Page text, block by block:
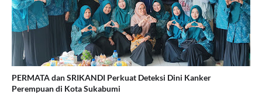
PERMATA dan SRIKANDI Perkuat Deteksi Dini Kanker
Perempuan di Kota Sukabumi